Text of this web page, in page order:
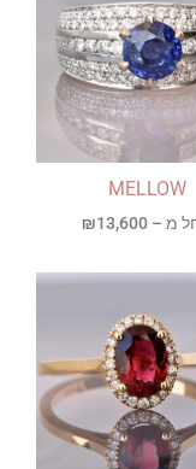
MELLOW
מ – ₪13,600